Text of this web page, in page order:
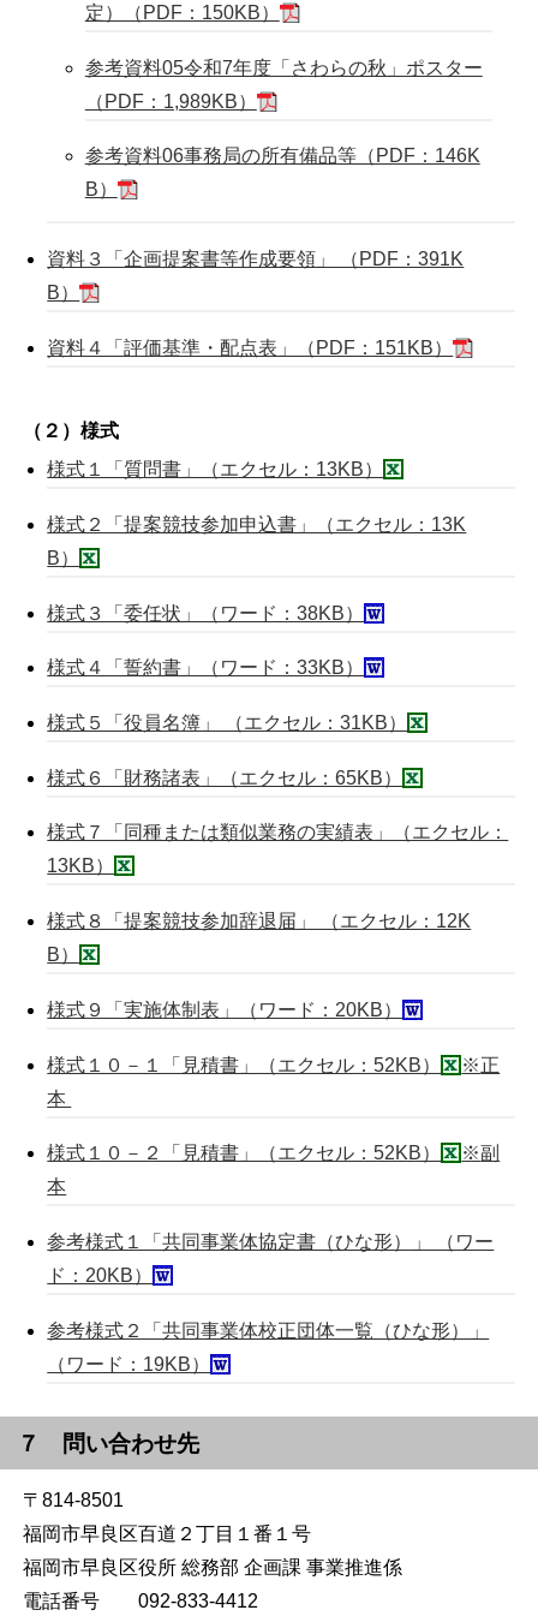
定）（PDF：150KB）
参考資料05令和7年度「さわらの秋」ポスター
（PDF：1,989KB）
参考資料06事務局の所有備品等（PDF：146K
B）
資料３「企画提案書等作成要領」 （PDF：391K
B）
資料４「評価基準・配点表」（PDF：151KB）
（２）様式
様式１「質問書」（エクセル：13KB）
様式２「提案競技参加申込書」（エクセル：13K
B）
様式３「委任状」（ワード：38KB）
様式４「誓約書」（ワード：33KB）
様式５「役員名簿」 （エクセル：31KB）
様式６「財務諸表」（エクセル：65KB）
様式７「同種または類似業務の実績表」（エクセル：
13KB）
様式８「提案競技参加辞退届」 （エクセル：12K
B）
様式９「実施体制表」（ワード：20KB）
様式１０－１「見積書」（エクセル：52KB） ※正
本
様式１０－２「見積書」（エクセル：52KB） ※副
本
参考様式１「共同事業体協定書（ひな形）」 （ワー
ド：20KB）
参考様式２「共同事業体校正団体一覧（ひな形）」
（ワード：19KB）
７ 問い合わせ先
〒814-8501
福岡市早良区百道２丁目１番１号
福岡市早良区役所 総務部 企画課 事業推進係
電話番号 092-833-4412